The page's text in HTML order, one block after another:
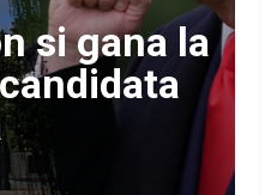
si gana la